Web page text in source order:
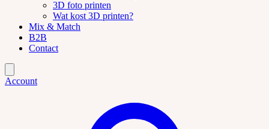
3D foto printen
Wat kost 3D printen?
Mix & Match
B2B
Contact
Account